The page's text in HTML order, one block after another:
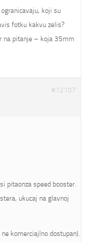
koji su
fotku kakvu zelis?
na pitanje – koja 35mm
#12107
pitaonza speed booster.
ukucaj na glavnoj
komerciajlno dostupan).